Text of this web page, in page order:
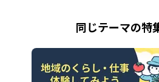
同じテーマの特